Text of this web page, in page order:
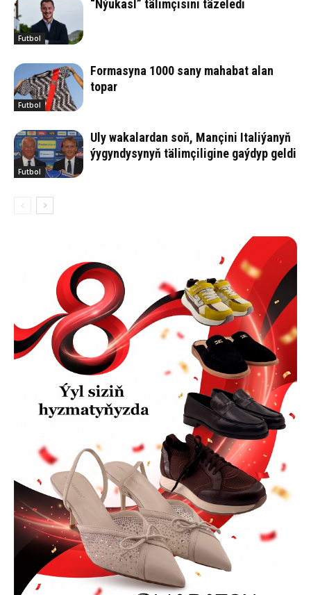
Futbol
“Nýukasl” tälimçisini täzeledi
Futbol
Formasyna 1000 sany mahabat alan
topar
Futbol
Uly wakalardan soň, Mançini Italiýanyň
ýygyndysynyň tälimçiligine gaýdyp geldi